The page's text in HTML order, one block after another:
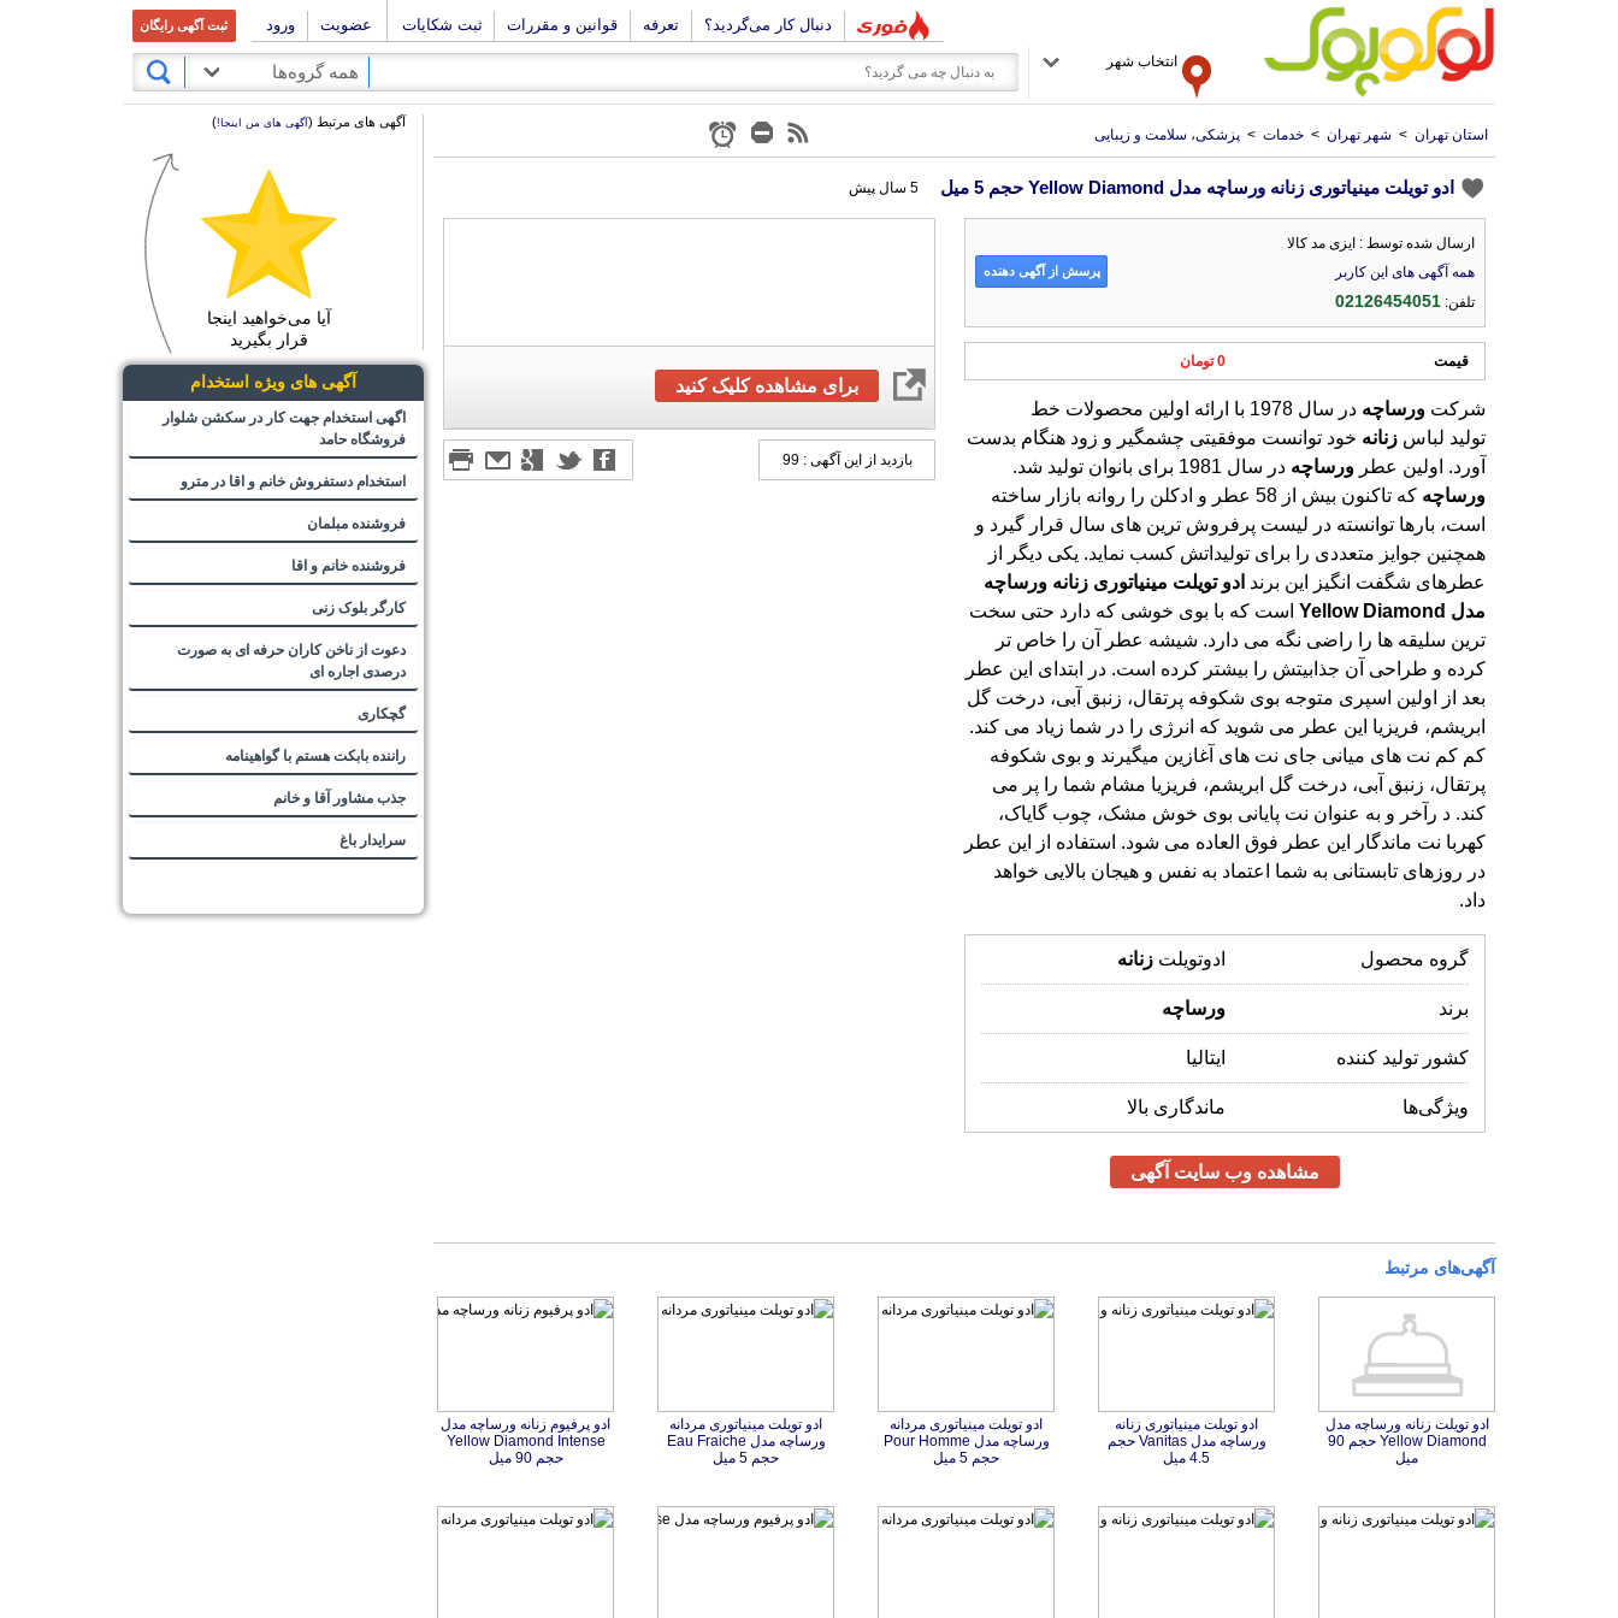
دنبال کار می‌گردید؟ تعرفه قوانین و مقررات ثبت شکایات عضویت ورود ثبت آگهی رایگان
انتخاب شهر
همه گروه‌ها
استان تهران > شهر تهران > خدمات > پزشکی، سلامت و زیبایی
ادو تویلت مینیاتوری زنانه ورساچه مدل Yellow Diamond حجم 5 میل 5 سال پیش
برای مشاهده کلیک کنید
بازدید از این آگهی : 99
ارسال شده توسط : ایزی مد کالا
همه آگهی های این کاربر
تلفن:02126454051
پرسش از آگهی دهنده
قیمت 0 تومان
شرکت ورساچه
در سال 1978 با ارائه اولین محصولات خط
تولید لباس زنانه خود توانست موفقیتی چشمگیر و زود هنگام بدست
آورد. اولین عطر ورساچه در سال 1981 برای بانوان تولید شد.
ورساچه
که تاکنون بیش از 58 عطر و ادکلن را روانه بازار ساخته
است، بارها توانسته در لیست پرفروش ترین های سال قرار گیرد و
همچنین جوایز متعددی را برای تولیداتش کسب نماید. یکی دیگر از
عطرهای شگفت انگیز این برند ادو تویلت مینیاتوری زنانه ورساچه
مدل
Yellow Diamond است که با بوی خوشی که دارد حتی سخت
ترین سلیقه ها را راضی نگه می دارد. شیشه عطر آن را خاص تر
کرده و طراحی آن جذابیتش را بیشتر کرده است. در ابتدای این عطر
بعد از اولین اسپری متوجه بوی شکوفه پرتقال، زنبق آبی، درخت گل
ابریشم، فریزیا این عطر می شوید که انرژی را در شما زیاد می کند.
کم کم نت های میانی جای نت های آغازین میگیرند و بوی شکوفه
پرتقال، زنبق آبی، درخت گل ابریشم، فریزیا مشام شما را پر می
کند. د رآخر و به عنوان نت پایانی بوی خوش مشک، چوب گایاک،
کهربا نت ماندگار این عطر فوق العاده می شود. استفاده از این عطر
در روزهای تابستانی به شما اعتماد به نفس و هیجان بالایی خواهد
داد.
گروه محصول ادوتویلتزنانه
برند ورساچه
کشور تولید کننده ایتالیا
ویژگی‌ها ماندگاری بالا
مشاهده وب سایت آگهی
آگهی‌های مرتبط
ادو تویلت زنانه ورساچه مدل
Yellow Diamond حجم 90
میل
ادو تویلت مینیاتوری زنانه
ورساچه مدل Vanitas حجم
4.5 میل
ادو تویلت مینیاتوری مردانه
ورساچه مدل Pour Homme
حجم 5 میل
ادو تویلت مینیاتوری مردانه
ورساچه مدل Eau Fraiche
حجم 5 میل
ادو پرفیوم زنانه ورساچه مدل
Yellow Diamond Intense
حجم 90 میل
آگهی های مرتبط (آگهی های من اینجا!)
آیا می‌خواهید اینجا
قرار بگیرید
آگهی های ویژه استخدام
اگهی استخدام جهت کار در سکشن شلوار
فروشگاه حامد
استخدام دستفروش خانم و اقا در مترو
فروشنده مبلمان
فروشنده خانم و اقا
کارگر بلوک زنی
دعوت از ناخن کاران حرفه ای به صورت
درصدی اجاره ای
گچکاری
راننده بابکت هستم با گواهینامه
جذب مشاور آقا و خانم
سرایدار باغ